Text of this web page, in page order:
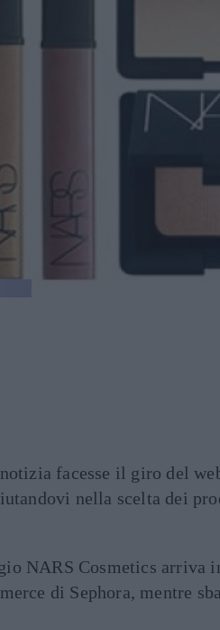
facesse il giro del
nella scelta dei
NARS Cosmetics arriva
di Sephora, mentre